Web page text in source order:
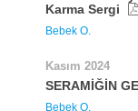
Karma Sergi
Bebek O.
Kasım 2024
SERAMİĞİN
Bebek O.